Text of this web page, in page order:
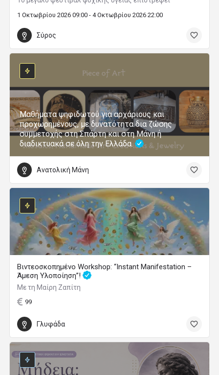
1 Οκτωβρίου 2026 09:00 - 4 Οκτωβρίου 2026 22:00
Σύρος
Μαθήματα ψηφιδωτού για αρχάριους και
προχωρημένους, με δυνατότητα δια ζώσης
συμμετοχής στη Σπάρτη και στη Μάνη ή
διαδικτυακά σε όλη την Ελλάδα.
Ανατολική Μάνη
Βιντεοσκοπημένο Workshop: “Instant Manifestation –
Άμεση Υλοποίηση”!
Με τη Μαίρη Ζαπίτη
99
Γλυφάδα